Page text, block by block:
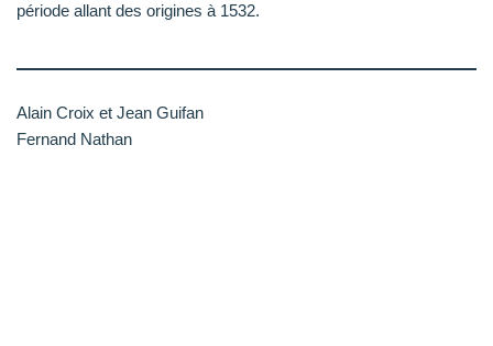
période allant des origines à 1532.
Alain Croix et Jean Guifan
Fernand Nathan